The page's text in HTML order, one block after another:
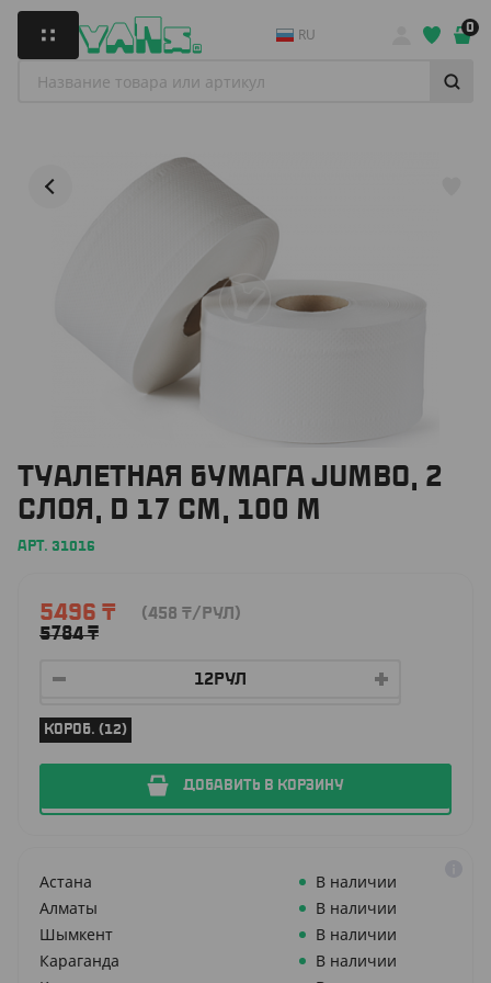
RU 0
ТУАЛЕТНАЯ БУМАГА JUMBO, 2
СЛОЯ, D 17 СМ, 100 М
АРТ. 31016
5496 ₸
5784₸
(458 ₸/РУЛ)
КОРОБ. (12)
ДОБАВИТЬ В КОРЗИНУ
Астана
В наличии
Алматы
В наличии
Шымкент
В наличии
Караганда
В наличии